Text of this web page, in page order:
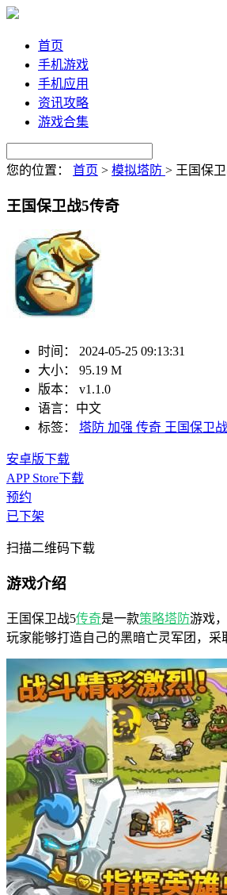
首页
手机游戏
手机应用
资讯攻略
游戏合集
您的位置： 首页 > 模拟塔防 > 王国保
王国保卫战5传奇
时间：
2024-05-25 09:13:31
大小：
95.19 M
版本：
v1.1.0
语言： 中文
标签：
塔防 加强 传奇 王国保卫战
安卓版下载
APP Store下载
预约
已下架
扫描二维码下载
游戏介绍
王国保卫战5传奇是一款策略塔防游戏
玩家能够打造自己的黑暗亡灵军团，